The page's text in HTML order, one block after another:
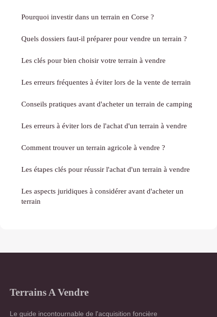
Pourquoi investir dans un terrain en Corse ?
Quels dossiers faut-il préparer pour vendre un terrain ?
Les clés pour bien choisir votre terrain à vendre
Les erreurs fréquentes à éviter lors de la vente de terrain
Conseils pratiques avant d'acheter un terrain de camping
Les erreurs à éviter lors de l'achat d'un terrain à vendre
Comment trouver un terrain agricole à vendre ?
Les étapes clés pour réussir l'achat d'un terrain à vendre
Les aspects juridiques à considérer avant d'acheter un
terrain
Terrains A Vendre
Le guide incontournable de l'acquisition foncière